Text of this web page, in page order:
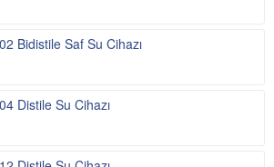
Bidistile Saf Su Cihazı
Distile Su Cihazı